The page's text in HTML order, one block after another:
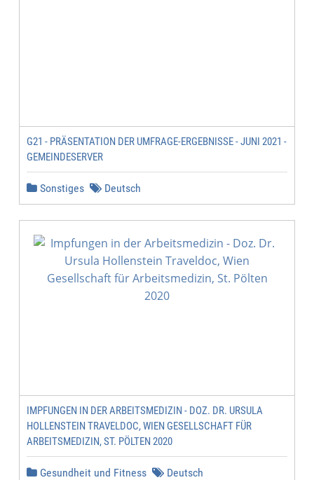
G21 - PRÄSENTATION DER UMFRAGE-ERGEBNISSE - JUNI 2021 -
GEMEINDESERVER
Sonstiges Deutsch
IMPFUNGEN IN DER ARBEITSMEDIZIN - DOZ. DR. URSULA
HOLLENSTEIN TRAVELDOC, WIEN GESELLSCHAFT FÜR
ARBEITSMEDIZIN, ST. PÖLTEN 2020
Gesundheit und Fitness Deutsch